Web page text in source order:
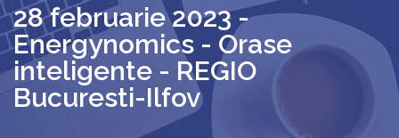
28 februarie 2023 -
Energynomics - Orase
inteligente - REGIO
Bucuresti-Ilfov